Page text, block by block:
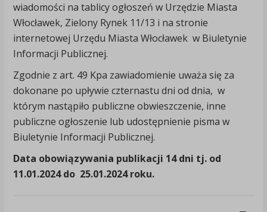
wiadomości na tablicy ogłoszeń w Urzędzie Miasta
Włocławek, Zielony Rynek 11/13 i na stronie
internetowej Urzędu Miasta Włocławek w Biuletynie
Informacji Publicznej.
Zgodnie z art. 49 Kpa zawiadomienie uważa się za
dokonane po upływie czternastu dni od dnia, w
którym nastąpiło publiczne obwieszczenie, inne
publiczne ogłoszenie lub udostępnienie pisma w
Biuletynie Informacji Publicznej.
Data obowiązywania publikacji 14 dni tj. od
11.01.2024 do 25.01.2024 roku.